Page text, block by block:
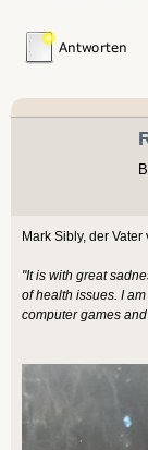
Mark Sibly, der
"It is with great
of health issues. I
computer games